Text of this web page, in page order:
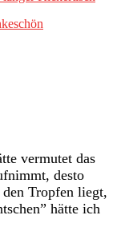
vermutet das
desto
Tropfen liegt,
hätte ich